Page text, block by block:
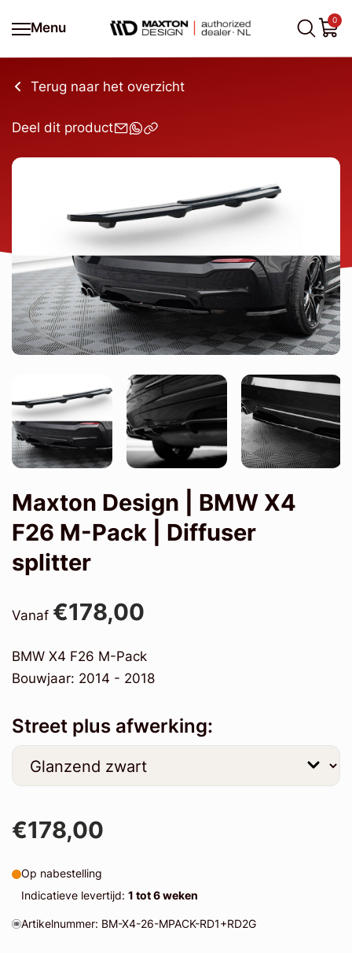
Menu
0
Terug naar het overzicht
Deel dit product
Maxton Design | BMW X4
F26 M-Pack | Diffuser
splitter
Vanaf €178,00
BMW X4 F26 M-Pack
Bouwjaar: 2014 - 2018
Street plus afwerking:
€178,00
Op nabestelling
Indicatieve levertijd: 1 tot 6 weken
Artikelnummer: BM-X4-26-MPACK-RD1+RD2G